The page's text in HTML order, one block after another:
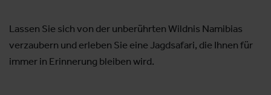
Lassen Sie sich von der unberührten Wildnis Namibias
verzaubern und erleben Sie eine Jagdsafari, die Ihnen für
immer in Erinnerung bleiben wird.